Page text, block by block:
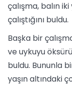
çalışma, balın
çalıştığını buldu.
Başka bir
ve uykuyu
buldu. Bununla
yaşın altındaki